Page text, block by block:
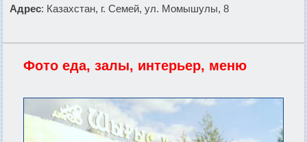
Адрес: Казахстан, г. Семей, ул. Момышулы, 8
Фото еда, залы, интерьер, меню